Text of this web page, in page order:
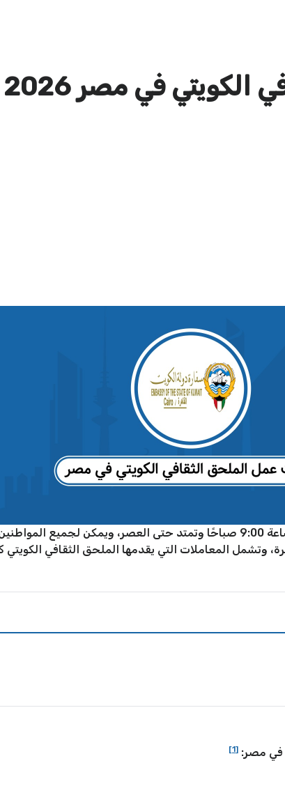
في مصر 2026
تبدأ أوقات عمل الملحق الثقافي الكويتي في مصر عند الساعة 9:00 صباحًا وتمتد حتى
وتشمل المعاملات التي يقدمها الملحق الثقافي
في مصر: [1]